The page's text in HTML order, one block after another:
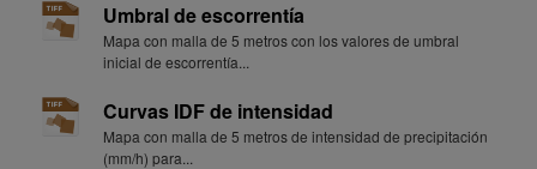
Umbral de escorrentía
Mapa con malla de 5 metros con los valores de umbral
inicial de escorrentía...
Curvas IDF de intensidad
Mapa con malla de 5 metros de intensidad de precipitación
(mm/h) para...